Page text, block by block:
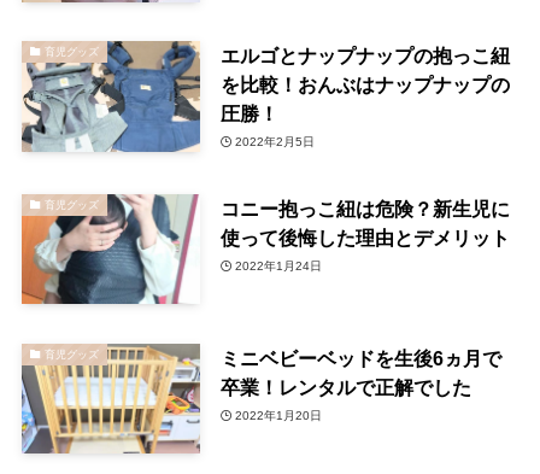
育児グッズ
エルゴとナップナップの抱っこ紐
を比較！おんぶはナップナップの
圧勝！
2022年2月5日
育児グッズ
コニー抱っこ紐は危険？新生児に
使って後悔した理由とデメリット
2022年1月24日
育児グッズ
ミニベビーベッドを生後6ヵ月で
卒業！レンタルで正解でした
2022年1月20日